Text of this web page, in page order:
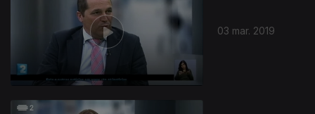
03 mar. 2019